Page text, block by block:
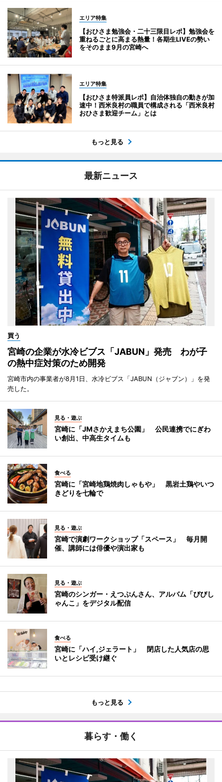
エリア特集
【おひさま勉強会・二十三限目レポ】勉強会を
重ねるごとに高まる熱量！各期生LIVEの勢い
をそのまま9月の宮崎へ
エリア特集
【おひさま特派員レポ】自治体独自の動きが加
速中！西米良村の職員で構成される「西米良村
おひさま歓迎チーム」とは
もっと見る
最新ニュース
買う
宮崎の企業が水冷ビブス「JABUN」発売 わが子
の熱中症対策のため開発
宮崎市内の事業者が8月1日、水冷ビブス「JABUN（ジャブン）」を発
売した。
見る・遊ぶ
宮崎に「JMさかえまち公園」 公民連携でにぎわ
い創出、中高生タイムも
食べる
宮崎に「宮崎地鶏焼肉しゃもや」 黒岩土鶏やいつ
きどりを七輪で
見る・遊ぶ
宮崎で演劇ワークショップ「スペース」 毎月開
催、講師には俳優や演出家も
見る・遊ぶ
宮崎のシンガー・えつぷんさん、アルバム「びびし
ゃんこ」をデジタル配信
食べる
宮崎に「ハイ,ジェラート」 閉店した人気店の思
いとレシピ受け継ぐ
もっと見る
暮らす・働く